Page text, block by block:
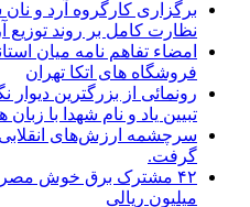
برگزاری کارگروه آرد و
نظارت کامل بر روند توزیع
امضاء تفاهم نامه میان
فروشگاه های اتکا تهران
رونمائی از بزرگترین
تبیین یاد و نام شهدا با زبان
سرچشمه ارزش‌های
گرفت.
میلیون ریالی